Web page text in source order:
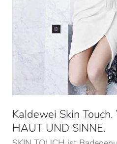
Kaldewei Skin
HAUT UND SINNE.